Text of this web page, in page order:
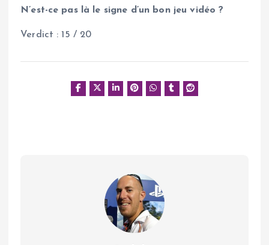
N’est-ce pas là le signe d’un bon jeu vidéo ?
Verdict : 15 / 20